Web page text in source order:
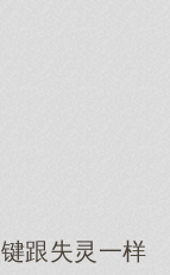
跟失灵一样